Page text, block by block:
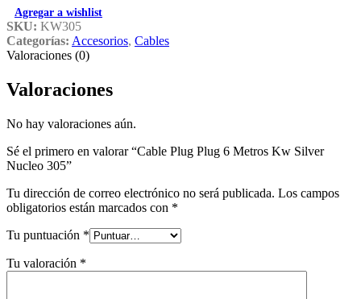
Agregar a wishlist
SKU: KW305
Categorías: Accesorios, Cables
Valoraciones (0)
Valoraciones
No hay valoraciones aún.
Sé el primero en valorar “Cable Plug Plug 6 Metros Kw Silver
Nucleo 305”
Tu dirección de correo electrónico no será publicada. Los campos
obligatorios están marcados con *
Tu puntuación *
Tu valoración *